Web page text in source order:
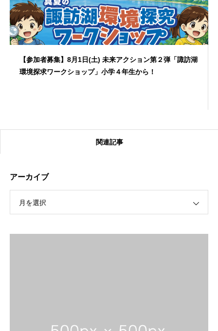
【参加者募集】8月1日(土) 未来アクション第２弾「諏訪湖
環境探求ワークショップ」小学４年生から！
【受付終了】2026大会同日開催！カヤックに乗って諏訪
関連記事
アーカイブ
月を選択